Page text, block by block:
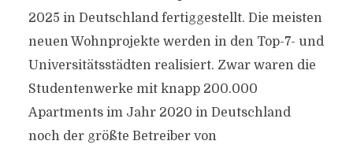
2025 in Deutschland fertiggestellt. Die meisten
neuen Wohnprojekte werden in den Top-7- und
Universitätsstädten realisiert. Zwar waren die
Studentenwerke mit knapp 200.000
Apartments im Jahr 2020 in Deutschland
noch der größte Betreiber von